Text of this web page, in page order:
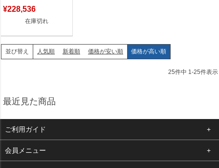
¥228,536
在庫切れ
並び替え 人気順 新着順 価格が安い順 価格が高い順
25件中 1 -25件表示
最近見た商品
ご利用ガイド
よくある質問
会員メニュー